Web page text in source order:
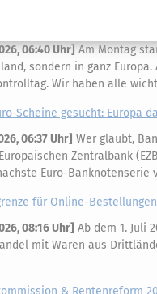
& Speedweek:
06:40 Uhr]Am Montag
sondern in ganz
Wir haben alle
Scheine gesucht: Europa
06:37 Uhr] Wer glaubt,
Zentralbank
Euro-Banknotenserie
für Online-
08:16 Uhr] Ab dem 1. Juli
mit Waren aus
& Rentenreform